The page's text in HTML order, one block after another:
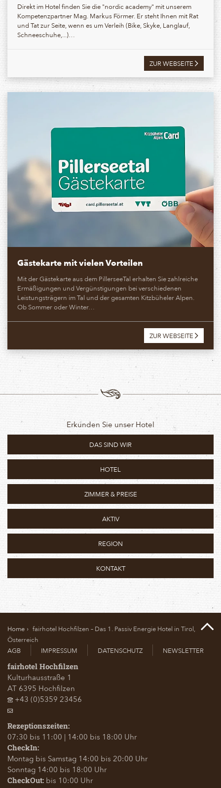
Direkt im Hotel finden Sie die "nordic academy" mit unserem
Kompetenzpartner Mag. Markus Förmer. Er steht Ihnen mit Rat
und Tat zur Seite, wenn es um Verleih (Bike, Skyke, Langlauf,
Schneeschuhe,...)…
ZUR WEBSEITE
Gästekarte mit vielen Vorteilen
Mit der Gästekarte aus dem PillerseeTal erhalten Sie zahlreiche
Ermäßigungen und Vergünstigungen bei verschiedenen
Leistungsträgern im Tal und der gesamten Kitzbüheler Alpen.
Ob Sommer oder Winter…
ZUR WEBSEITE
Erkunden Sie unser Hotel
DAS SIND WIR
HOTEL
ZIMMER & PREISE
AKTIV
REGION
KONTAKT
Home
fairhotel Hochfilzen – Das 1. Passiv Energie Hotel in Tirol,
Österreich
AGB
IMPRESSUM DATENSCHUTZ NEWSLETTER
fairhotel Hochfilzen
Kulturhausstraße 1
AT 6395 Hochfilzen
+43 (0)5359 23456
Rezeptionszeiten:
07:30 bis 11:00 | 14:00 bis 18:00 Uhr
CheckIn:
Montag bis Samstag 14:00 bis 20:00 Uhr
Sonntag 14:00 bis 18:00 Uhr
CheckOut: bis 10:00 Uhr